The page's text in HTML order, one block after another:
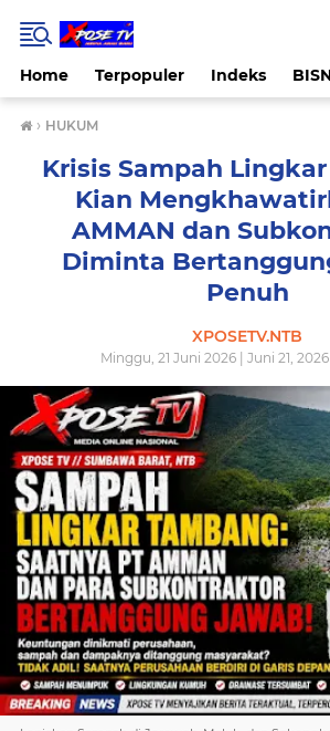
Home Terpopuler Indeks
› HUKUM
Krisis Sampah
Kian
AMMAN dan
Diminta
Penuh
XPOSETV.NTB
Minggu, 21 Juni 2026 | Juni 21, 2026